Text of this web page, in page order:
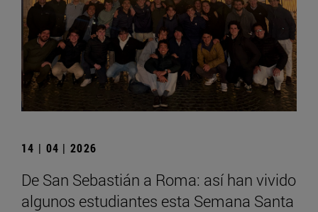
14 | 04 | 2026
De San Sebastián a Roma: así han vivido
algunos estudiantes esta Semana Santa